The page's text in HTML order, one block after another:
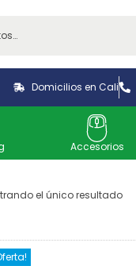
Domicilios en Cali
Accesorios
el único resultado